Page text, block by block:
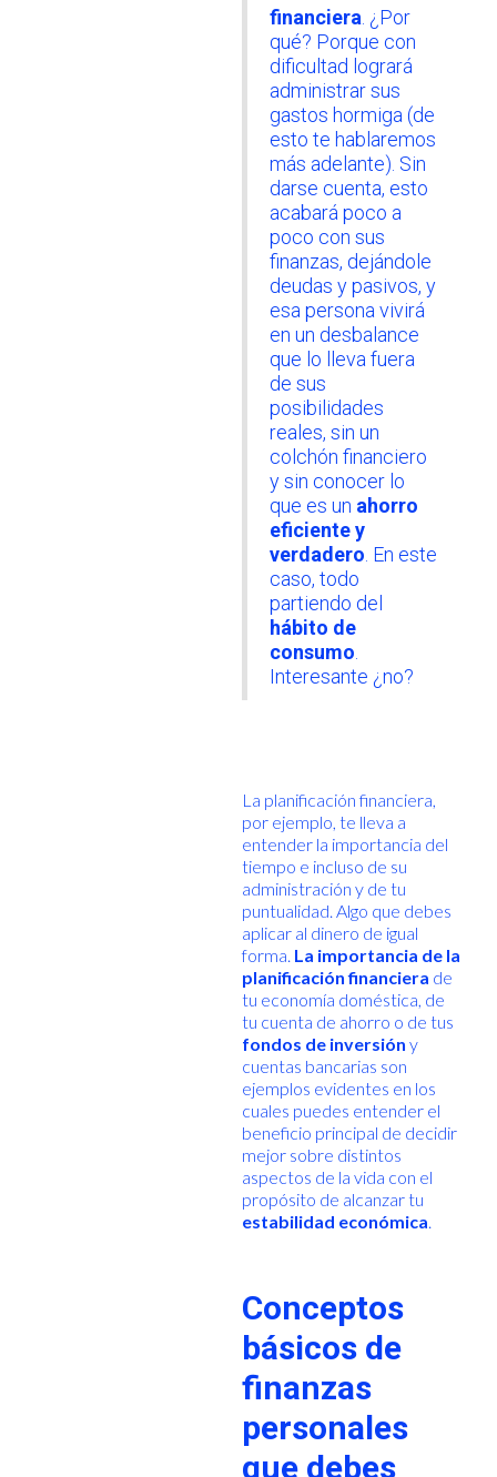
financiera. ¿Por
qué? Porque con
dificultad logrará
administrar sus
gastos hormiga (de
esto te hablaremos
más adelante). Sin
darse cuenta, esto
acabará poco a
poco con sus
finanzas, dejándole
deudas y pasivos, y
esa persona vivirá
en un desbalance
que lo lleva fuera
de sus
posibilidades
reales, sin un
colchón financiero
y sin conocer lo
que es un ahorro
eficiente y
verdadero. En este
caso, todo
partiendo del
hábito de
consumo.
Interesante ¿no?
La planificación financiera,
por ejemplo, te lleva a
entender la importancia del
tiempo e incluso de su
administración y de tu
puntualidad. Algo que debes
aplicar al dinero de igual
forma. La importancia de la
planificación financiera de
tu economía doméstica, de
tu cuenta de ahorro o de tus
fondos de inversión y
cuentas bancarias son
ejemplos evidentes en los
cuales puedes entender el
beneficio principal de decidir
mejor sobre distintos
aspectos de la vida con el
propósito de alcanzar tu
estabilidad económica.
Conceptos
básicos de
finanzas
personales
que debes